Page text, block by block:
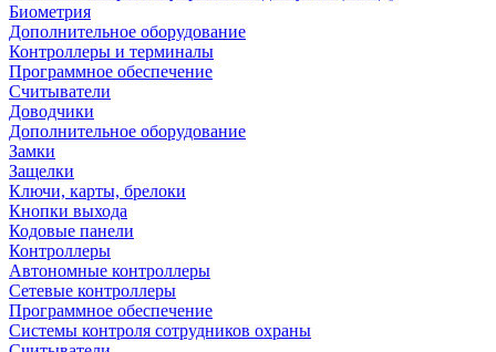
Биометрия
Дополнительное оборудование
Контроллеры и терминалы
Программное обеспечение
Считыватели
Доводчики
Дополнительное оборудование
Замки
Защелки
Ключи, карты, брелоки
Кнопки выхода
Кодовые панели
Контроллеры
Автономные контроллеры
Сетевые контроллеры
Программное обеспечение
Системы контроля сотрудников охраны